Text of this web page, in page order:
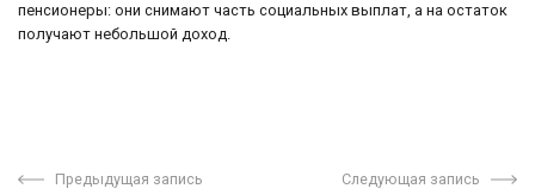
пенсионеры: они снимают часть социальных выплат, а на остаток
получают небольшой доход.
Предыдущая запись Следующая запись